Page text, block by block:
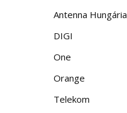
Antenna Hungária
DIGI
One
Orange
Telekom